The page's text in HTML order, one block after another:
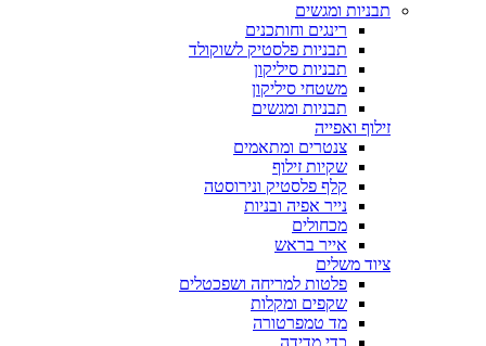
תבניות ומגשים
רינגים וחותכנים
תבניות פלסטיק לשוקולד
תבניות סיליקון
משטחי סיליקון
תבניות ומגשים
זילוף ואפייה
צנטרים ומתאמים
שקיות זילוף
קלף פלסטיק ונירוסטה
נייר אפיה ובניות
מכחולים
אייר בראש
ציוד משלים
פלטות למריחה ושפכטלים
שקפים ומקלות
מד טמפרטורה